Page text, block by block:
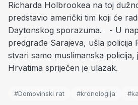
Richarda Holbrookea na toj
predstavio američki tim koji će
Daytonskog sporazuma. - U
predgrađe Sarajeva, ušla policija
stvari samo muslimanska policija,
Hrvatima spriječen je ulazak.
#Domovinski rat #kronologija